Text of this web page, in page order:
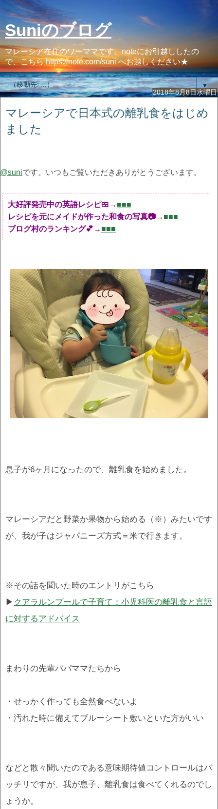
Suniのブログ
マレーシア在住のワーママです。noteにお引越ししたの
で、こちら https://note.com/suni へお越しください★
▼
2018年8月8日水曜日
マレーシアで日本式の離乳食をはじめ
ました
@suniです。いつもご覧いただきありがとうございます。
大好評発売中の英語レシピ🍱→ ■■■
レシピを元にメイドが作った和食の写真📷→ ■■■
ブログ村のランキング💕→ ■■■
息子が6ヶ月になったので、離乳食を始めました。
マレーシアだと野菜か果物から始める（※）みたいです
が、我が子はジャパニーズ方式＝米で行きます。
※その話を聞いた時のエントリがこちら
▶ クアラルンプールで子育て：小児科医の離乳食と言語
に対するアドバイス
まわりの先輩パパママたちから
・せっかく作っても全然食べないよ
・汚れた時に備えてブルーシート敷いといた方がいい
などと散々聞いたのである意味期待値コントロールはバ
ッチリですが、我が息子、離乳食は食べてくれるのでし
ょうか。